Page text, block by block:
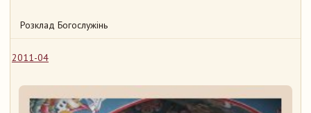
Розклад Богослужінь
2011-04